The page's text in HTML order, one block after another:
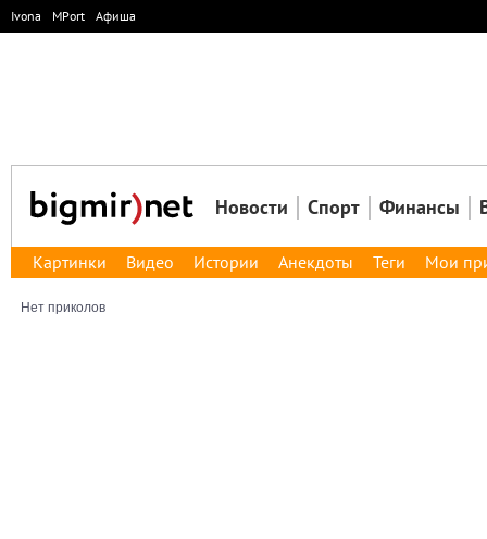
Ivona MPort Афиша
Новости Спорт Финансы
Картинки Видео Истории Анекдоты Теги Мои
Нет приколов